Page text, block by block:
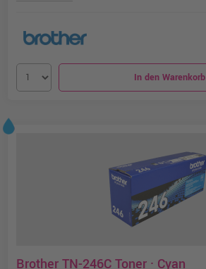
In den Warenkorb
Brother TN-246C Toner · Cyan